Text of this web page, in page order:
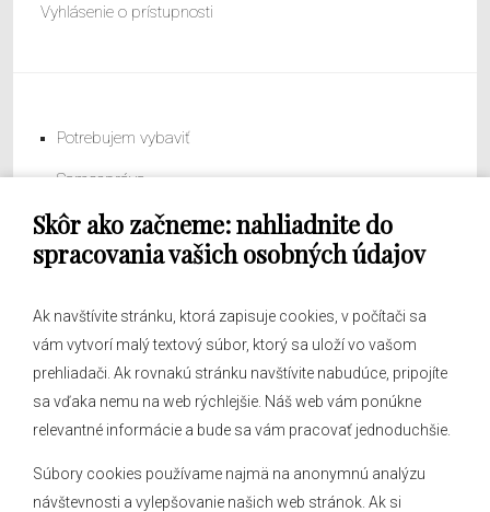
Skôr ako začneme: nahliadnite do
spracovania vašich osobných údajov
Ak navštívite stránku, ktorá zapisuje cookies, v počítači sa
vám vytvorí malý textový súbor, ktorý sa uloží vo vašom
prehliadači. Ak rovnakú stránku navštívite nabudúce, pripojíte
sa vďaka nemu na web rýchlejšie. Náš web vám ponúkne
relevantné informácie a bude sa vám pracovať jednoduchšie.
Súbory cookies používame najmä na anonymnú analýzu
návštevnosti a vylepšovanie našich web stránok. Ak si
Vyhlásenie o prístupnosti
Potrebujem vybaviť
Samospráva
Obecný úrad
O obci
Hlásenia obecného rozhlasu